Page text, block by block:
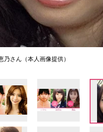
乃さん（本人画像提供）